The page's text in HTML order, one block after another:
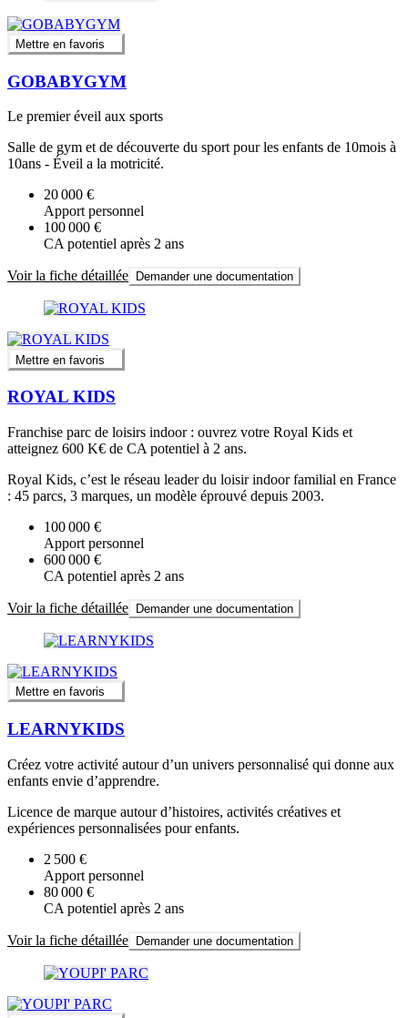
Mettre en favoris
GOBABYGYM
Le premier éveil aux sports
Salle de gym et de découverte du sport pour les enfants de 10mois à
10ans - Éveil a la motricité.
20 000 €
Apport personnel
100 000 €
CA potentiel après 2 ans
Voir la fiche détaillée Demander une documentation
Mettre en favoris
ROYAL KIDS
Franchise parc de loisirs indoor : ouvrez votre Royal Kids et
atteignez 600 K€ de CA potentiel à 2 ans.
Royal Kids, c’est le réseau leader du loisir indoor familial en France
: 45 parcs, 3 marques, un modèle éprouvé depuis 2003.
100 000 €
Apport personnel
600 000 €
CA potentiel après 2 ans
Voir la fiche détaillée Demander une documentation
Mettre en favoris
LEARNYKIDS
Créez votre activité autour d’un univers personnalisé qui donne aux
enfants envie d’apprendre.
Licence de marque autour d’histoires, activités créatives et
expériences personnalisées pour enfants.
2 500 €
Apport personnel
80 000 €
CA potentiel après 2 ans
Voir la fiche détaillée Demander une documentation